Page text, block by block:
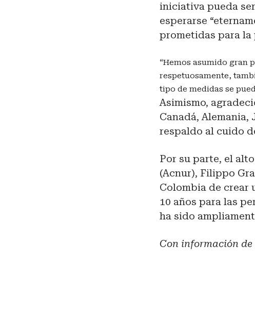
iniciativa pueda
esperarse
prometidas para la
“Hemos asumido gran
respetuosamente,
tipo de medidas se
Asimismo,
Canadá,
respaldo al cuido
Por su parte, el
(Acnur), Filippo
Colombia de crear
10 años para las
ha sido
Con información